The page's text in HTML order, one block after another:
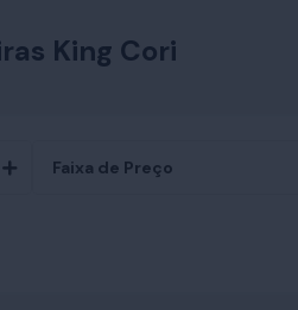
King Cori
Faixa de Preço